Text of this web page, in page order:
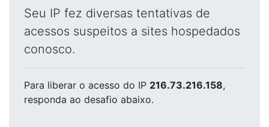
Seu IP fez diversas tentativas de
acessos suspeitos a sites hospedados
conosco.
Para liberar o acesso do IP 216.73.216.158,
responda ao desafio abaixo.